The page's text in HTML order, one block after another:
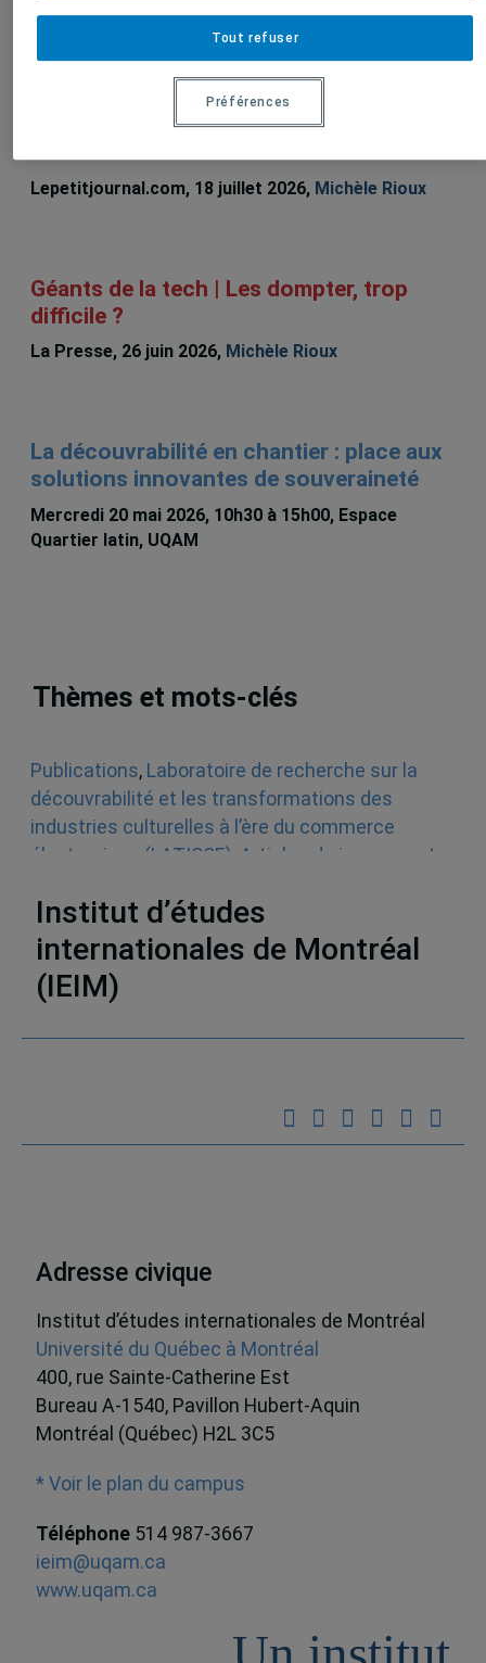
Sur le même sujet
Le LATICCE, le laboratoire qui a façonné
Lepetitjournal.com, 18 juillet 2026, Michèle Rioux
Géants de la tech | Les dompter, trop
difficile ?
La Presse, 26 juin 2026, Michèle Rioux
La découvrabilité en chantier : place aux
solutions innovantes de souveraineté
Mercredi 20 mai 2026, 10h30 à 15h00, Espace
Quartier latin, UQAM
Thèmes et mots-clés
Publications, Laboratoire de recherche sur la
découvrabilité et les transformations des
industries culturelles à l’ère du commerce
électronique (LATICCE)
Articles de journaux et
Institut d’études
internationales de Montréal
(IEIM)
Adresse civique
Institut d’études internationales de Montréal
Université du Québec à Montréal
400, rue Sainte-Catherine Est
Bureau A-1540, Pavillon Hubert-Aquin
Montréal (Québec) H2L 3C5
* Voir le plan du campus
Téléphone 514 987-3667
ieim@uqam.ca
www.uqam.ca
Tout refuser
Préférences